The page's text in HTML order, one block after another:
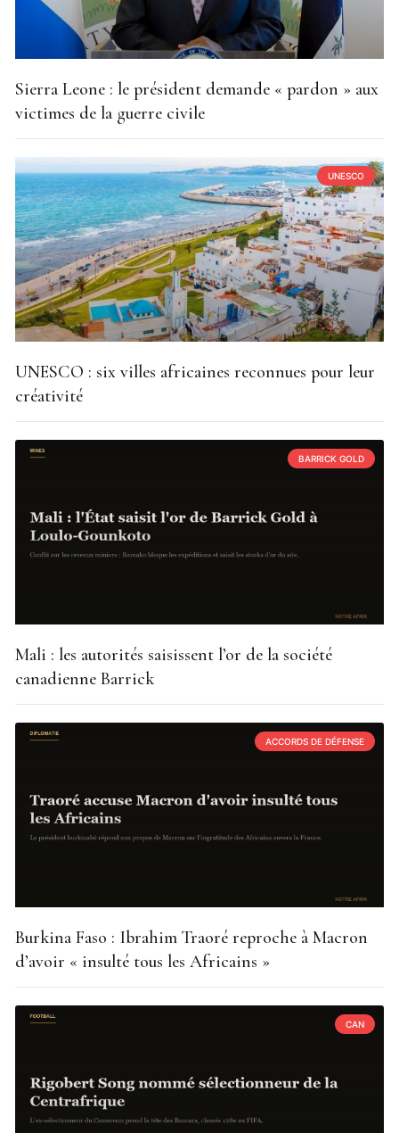
Sierra Leone : le président demande « pardon » aux
victimes de la guerre civile
UNESCO
UNESCO : six villes africaines reconnues pour leur
créativité
BARRICK GOLD
Mali : les autorités saisissent l’or de la société
canadienne Barrick
ACCORDS DE DÉFENSE
Burkina Faso : Ibrahim Traoré reproche à Macron
d’avoir « insulté tous les Africains »
CAN